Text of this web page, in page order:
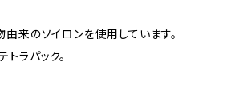
来のソイロンを使用しています。
ラパック。